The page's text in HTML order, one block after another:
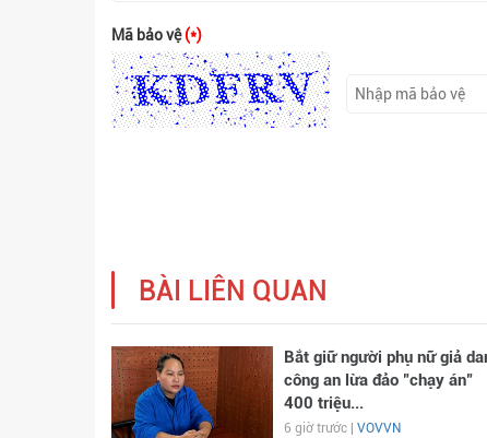
Mã bảo vệ(*)
BÀI LIÊN QUAN
Bắt giữ người phụ nữ giả
công an lừa đảo "chạy án"
400 triệu...
6 giờ trước | VOVVN